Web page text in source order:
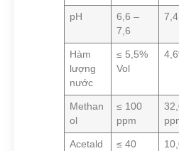
pH
6,6 –
7,6
7,4
Hàm
lượng
nước
≤ 5,5%
Vol
Methan
ol
≤ 100
ppm
Acetald
≤ 40